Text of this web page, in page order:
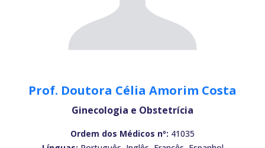
Prof. Doutora Célia Amorim Costa
Ginecologia e Obstetrícia
Ordem dos Médicos nº: 41035